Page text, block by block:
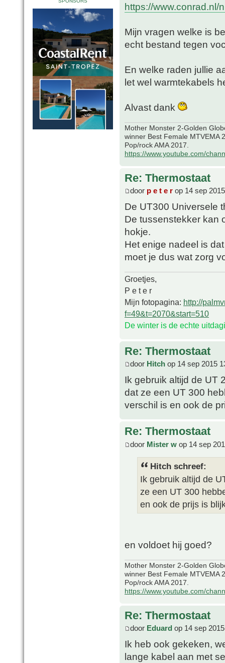
https://www.conrad.nl/
Mijn vragen welke is
echt bestand tegen
En welke raden jullie
let wel warmtekabels
Alvast dank
Mother Monster 2-Golden
winner Best Female MTVEMA
Pop/rock AMA 2017.
https://www.youtube.com/
Re: Thermostaat
door p e t e r op 14 sep
De UT300 Universele
De tussenstekker kan
hokje.
Het enige nadeel is
moet je dus wat zorg
Groetjes,
P e t e r
Mijn fotopagina: http://
f=49&t=2070&start=510
De winter is de echte
Re: Thermostaat
door Hitch op 14 sep 2015
Ik gebruik altijd de UT
dat ze een UT 300
verschil is en ook de
Re: Thermostaat
door Mister w op 14 sep
Hitch schreef:
Ik gebruik altijd de
ze een UT 300
en ook de prijs is
en voldoet hij goed?
Mother Monster 2-Golden
winner Best Female MTVEMA
Pop/rock AMA 2017.
https://www.youtube.com/
Re: Thermostaat
door Eduard op 14 sep
Ik heb ook gekeken,
lange kabel aan met